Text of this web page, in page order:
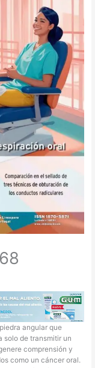
angular que
solo de transmitir un
comprensión y
como un cáncer oral.